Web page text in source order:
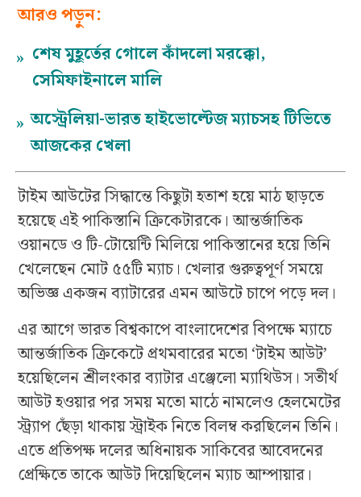
আরও পড়ুন:
» শেষ মুহূর্তের গোলে কাঁদলো মরক্কো,
সেমিফাইনালে মালি
» অস্ট্রেলিয়া-ভারত হাইভোল্টেজ ম্যাচসহ টিভিতে
আজকের খেলা
টাইম আউটের সিদ্ধান্তে কিছুটা হতাশ হয়ে মাঠ ছাড়তে
হয়েছে এই পাকিস্তানি ক্রিকেটারকে। আন্তর্জাতিক
ওয়ানডে ও টি-টোয়েন্টি মিলিয়ে পাকিস্তানের হয়ে তিনি
খেলেছেন মোট ৫৫টি ম্যাচ। খেলার গুরুত্বপূর্ণ সময়ে
অভিজ্ঞ একজন ব্যাটারের এমন আউটে চাপে পড়ে দল।
এর আগে ভারত বিশ্বকাপে বাংলাদেশের বিপক্ষে ম্যাচে
আন্তর্জাতিক ক্রিকেটে প্রথমবারের মতো ‘টাইম আউট’
হয়েছিলেন শ্রীলংকার ব্যাটার এঞ্জেলো ম্যাথিউস। সতীর্থ
আউট হওয়ার পর সময় মতো মাঠে নামলেও হেলমেটের
স্ট্র্যাপ ছেঁড়া থাকায় স্ট্রাইক নিতে বিলম্ব করছিলেন তিনি।
এতে প্রতিপক্ষ দলের অধিনায়ক সাকিবের আবেদনের
প্রেক্ষিতে তাকে আউট দিয়েছিলেন ম্যাচ আম্পায়ার।